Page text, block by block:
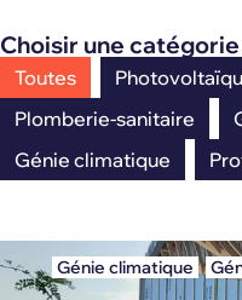
Choisir une catégorie
Toutes
Plomberie-sanitaire
Génie climatique
Génie climatique ,